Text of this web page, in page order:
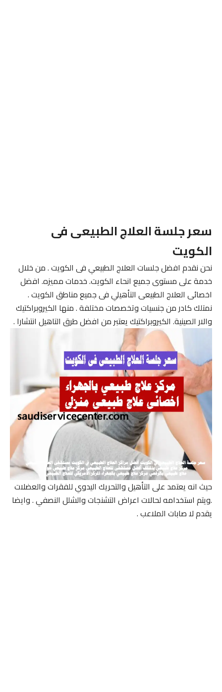
سعر جلسة العلاج الطبيعى فى
الكويت
نحن نقدم افضل جلسات العلاج الطبيعي فى الكويت . من خلال
خدمة على مستوى جميع انحاء الكويت. خدمات مميزه. افضل
اخصائى العلاج الطبيعى التأهيلي فى جميع مناطق الكويت .
نمتلك كادر من جنسيات وتخصصات مختلفة . منها الكيروبراكتيك
والار الصينية. الكيروبراكتيك يعتبر من افضل طرق التاهيل انتشارا .
حيث انه يعتمد على التأهيل والتحريك اليدوي للفقرات والعضلات
.ويتم استخدامه لحالات اعراض التشنجات والشلل النصفي . وايضا
يقدم لا صابات الملاعب .